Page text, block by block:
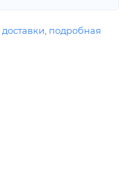
доставки подробная